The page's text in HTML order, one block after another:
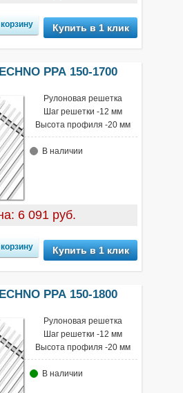
Купить в 1 клик
РРА 150-1700
Рулоновая решетка
Шаг решетки -12 мм
Высота профиля -20 мм
В наличии
6 091 руб.
Купить в 1 клик
РРА 150-1800
Рулоновая решетка
Шаг решетки -12 мм
Высота профиля -20 мм
В наличии